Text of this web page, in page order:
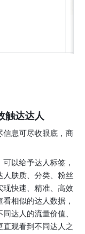
触达达人
信息可尽收眼底，商
以给予达人标签，
人肤质、分类、粉丝
现快速、精准、高效
相似的达人数据，
达人的流量价值、
观看到不同达人之